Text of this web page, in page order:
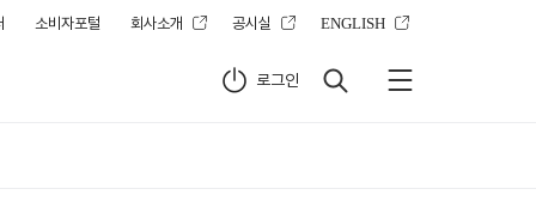
소비자포털 회사소개 공시실 ENGLISH
로그인